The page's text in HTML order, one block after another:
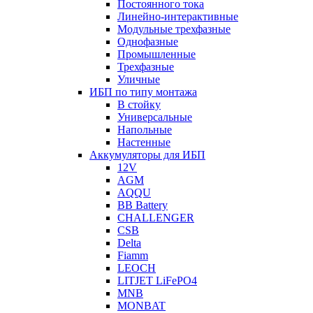
Постоянного тока
Линейно-интерактивные
Модульные трехфазные
Однофазные
Промышленные
Трехфазные
Уличные
ИБП по типу монтажа
В стойку
Универсальные
Напольные
Настенные
Аккумуляторы для ИБП
12V
AGM
AQQU
BB Battery
CHALLENGER
CSB
Delta
Fiamm
LEOCH
LITJET LiFePO4
MNB
MONBAT